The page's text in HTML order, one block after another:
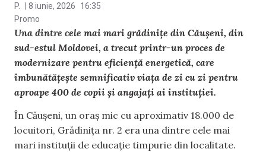
P. 8 iunie, 2026
16:35
Promo
Una dintre cele mai mari grădinițe din Căușeni, din
sud-estul Moldovei, a trecut printr-un proces de
modernizare pentru eficiență energetică, care
îmbunătățește semnificativ viața de zi cu zi pentru
aproape 400 de copii și angajați ai instituției.
În Căușeni, un oraș mic cu aproximativ 18.000 de
locuitori, Grădinița nr. 2 era una dintre cele mai
mari instituții de educație timpurie din localitate.